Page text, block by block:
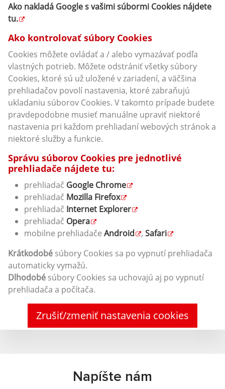
Ako nakladá Google s vašimi súbormi Cookies nájdete
tu.
Ako kontrolovať súbory Cookies
Cookies môžete ovládať a / alebo vymazávať podľa
vlastných potrieb. Môžete odstrániť všetky súbory
Cookies, ktoré sú už uložené v zariadení, a väčšina
prehliadačov povolí nastavenia, ktoré zabraňujú
ukladaniu súborov Cookies. V takomto prípade budete
pravdepodobne musieť manuálne upraviť niektoré
nastavenia pri každom prehliadaní webových stránok a
niektoré služby a funkcie.
Správu súborov Cookies pre jednotlivé
prehliadače nájdete tu:
prehliadač Google Chrome
prehliadač Mozilla Firefox
prehliadač Internet Explorer
prehliadač Opera
mobilne prehliadače Android , Safari
Krátkodobé súbory Cookies sa po vypnutí prehliadača
automaticky vymažú.
Dlhodobé súbory Cookies sa uchovajú aj po vypnutí
prehliadača a počítača.
Zrušiť/zmeniť nastavenia cookies
Napíšte nám